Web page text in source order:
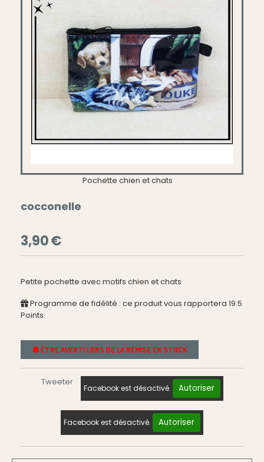
Pochette chien et chats
cocconelle
3,90€
Petite pochette avec motifs chien et chats
Programme de fidélité : ce produit vous rapportera 19.5
Points.
ÊTRE AVERTI LORS DE LA REMISE EN STOCK
Tweeter
Facebook est désactivé. Autoriser
Facebook est désactivé. Autoriser